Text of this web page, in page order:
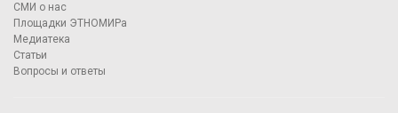
СМИ о нас
Площадки ЭТНОМИРа
Медиатека
Статьи
Вопросы и ответы